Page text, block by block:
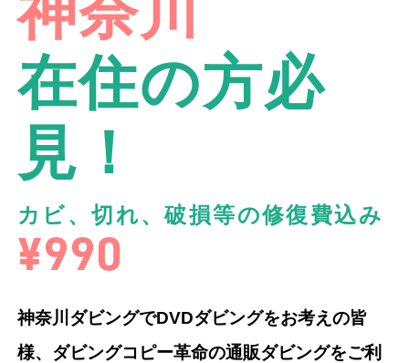
在住の方必
見！
カビ、切れ、破損等の修復費込み
¥990
神奈川ダビングでDVDダビングをお考えの皆
様、ダビングコピー革命の通販ダビングをご利